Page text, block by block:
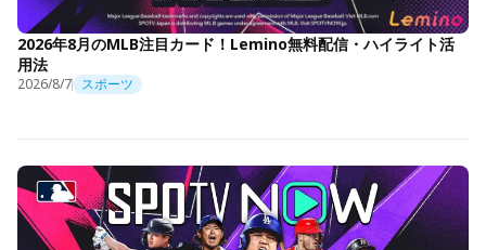
2026年8月のMLB注目カード！Lemino無料配信・ハイライト活
用法
2026/8/7 スポーツ